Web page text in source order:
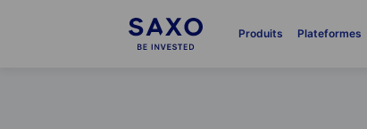
Produits Plateformes